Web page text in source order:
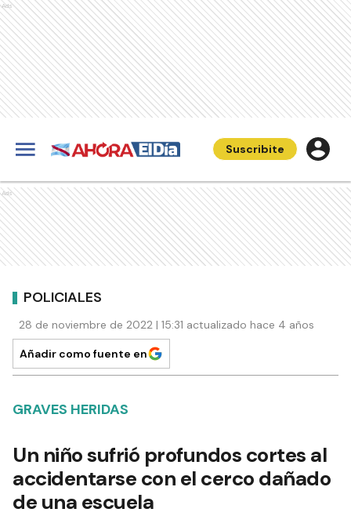
Ads
Suscribite
Ads
POLICIALES
28 de noviembre de 2022 | 15:31 actualizado hace 4 años
Añadir como fuente en
GRAVES HERIDAS
Un niño sufrió profundos cortes al
accidentarse con el cerco dañado
de una escuela